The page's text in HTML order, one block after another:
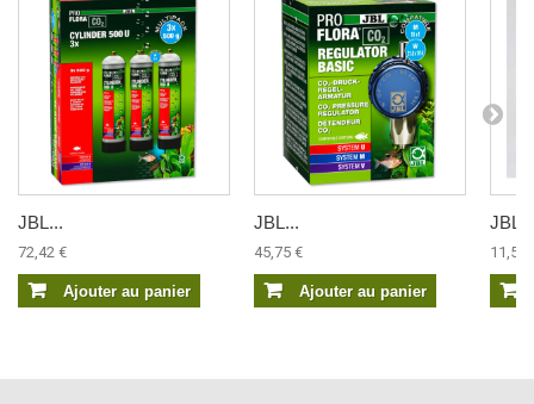
JBL...
72,42 €
Ajouter au panier
JBL...
45,75 €
Ajouter au panier
JBL...
11,58